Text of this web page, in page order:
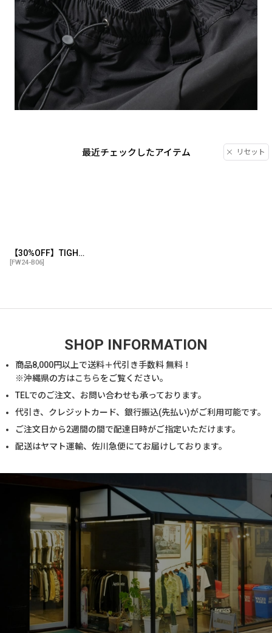
最近チェックしたアイテム リセット
【30%OFF】TIGHTBOOTH/TACTICAL BALLOON PANTS（Black）［タクティカルバルーンパンツ-24秋冬］
[FW24-B06]
SHOP INFORMATION
商品8,000円以上で送料＋代引き手数料 無料！
※沖縄県の方はこちらをご覧ください。
TELでのご注文、お問い合わせも承っております。
代引き、クレジットカード、銀行振込(先払い)がご利用可能です。
ご注文日から2週間の間で配達日時がご指定いただけます。
配送はヤマト運輸、佐川急便にてお届けしております。